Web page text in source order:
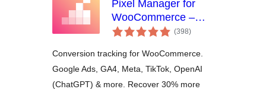
Pixel Manager for
WooCommerce –
Conversion Tracking,
TikTok, Dynamic
Remarketing
(398αξιολογήσεις
σύνολο
)
Conversion tracking for WooCommerce.
Google Ads, GA4, Meta, TikTok, OpenAI
(ChatGPT) & more. Recover 30% more